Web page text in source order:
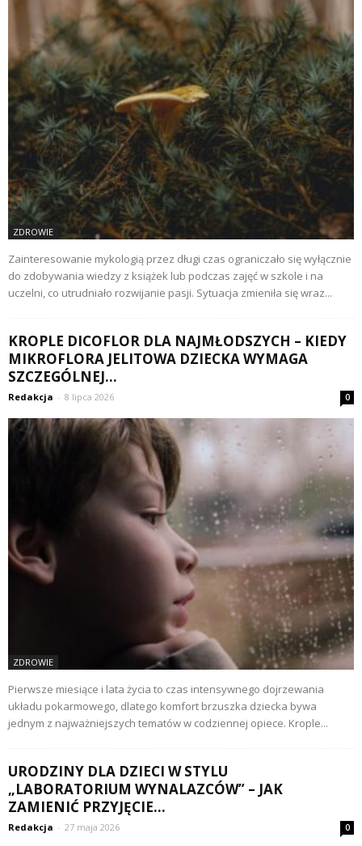
ZDROWIE
Zainteresowanie mykologią przez długi czas ograniczało się wyłącznie
do zdobywania wiedzy z książek lub podczas zajęć w szkole i na
uczelni, co utrudniało rozwijanie pasji. Sytuacja zmieniła się wraz...
KROPLE DICOFLOR DLA NAJMŁODSZYCH – KIEDY
MIKROFLORA JELITOWA DZIECKA WYMAGA
SZCZEGÓLNEJ...
Redakcja - 8 lipca 2026 0
ZDROWIE
Pierwsze miesiące i lata życia to czas intensywnego dojrzewania
układu pokarmowego, dlatego komfort brzuszka dziecka bywa
jednym z najważniejszych tematów w codziennej opiece. Krople...
URODZINY DLA DZIECI W STYLU
„LABORATORIUM WYNALAZCÓW” – JAK
ZAMIENIĆ PRZYJĘCIE...
Redakcja - 27 maja 2026 0